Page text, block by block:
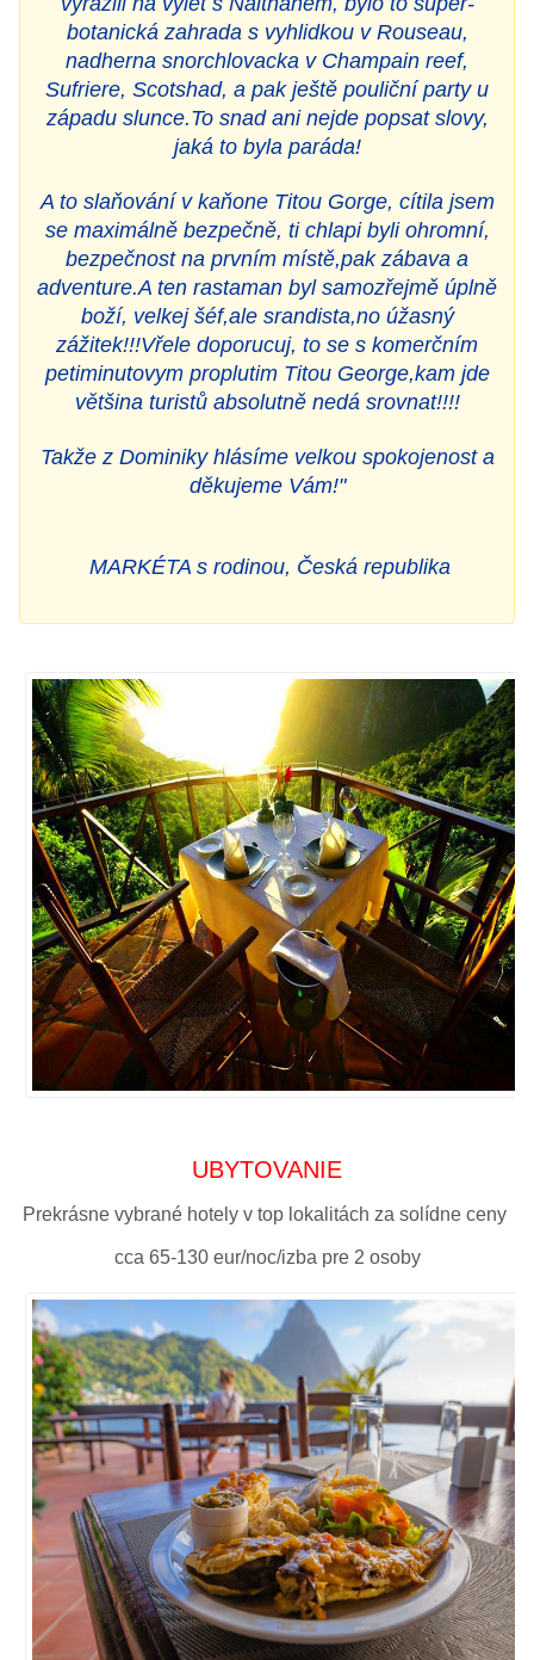
botanická zahrada s vyhlidkou v Rouseau,
nadherna snorchlovacka v Champain reef,
Sufriere, Scotshad, a pak ještě pouliční party u
západu slunce.To snad ani nejde popsat slovy,
jaká to byla paráda!
A to slaňování v kaňone Titou Gorge, cítila jsem
se maximálně bezpečně, ti chlapi byli ohromní,
bezpečnost na prvním místě,pak zábava a
adventure.A ten rastaman byl samozřejmě úplně
boží, velkej šéf,ale srandista,no úžasný
zážitek!!!Vřele doporucuj, to se s komerčním
petiminutovym proplutim Titou George,kam jde
většina turistů absolutně nedá srovnat!!!!
Takže z Dominiky hlásíme velkou spokojenost a
děkujeme Vám!"
MARKÉTA s rodinou, Česká republika
UBYTOVANIE
Prekrásne vybrané hotely v top lokalitách za solídne ceny
cca 65-130 eur/noc/izba pre 2 osoby